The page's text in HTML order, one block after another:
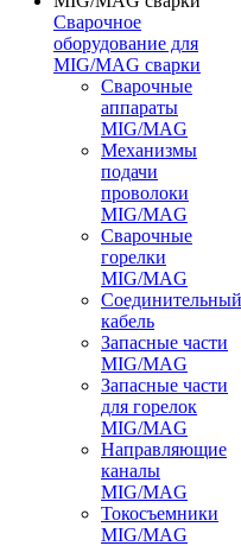
Сварочное
оборудование для
MIG/MAG сварки
Сварочные
аппараты
MIG/MAG
Механизмы
подачи
проволоки
MIG/MAG
Сварочные
горелки
MIG/MAG
Соединительный
кабель
Запасные части
MIG/MAG
Запасные части
для горелок
MIG/MAG
Направляющие
каналы
MIG/MAG
Токосъемники
MIG/MAG